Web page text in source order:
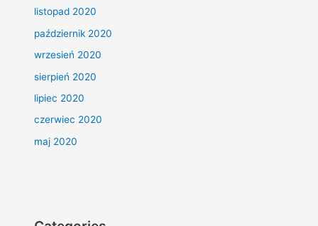
listopad 2020
październik 2020
wrzesień 2020
sierpień 2020
lipiec 2020
czerwiec 2020
maj 2020